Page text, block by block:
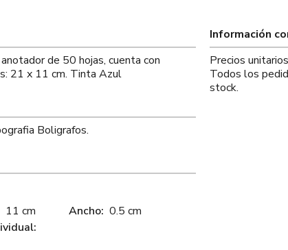
de 50 hojas, cuenta con
21 x 11 cm. Tinta Azul
Boligrafos.
11 cm
Ancho: 0.5 cm
Información
Precios
Todos los
stock.